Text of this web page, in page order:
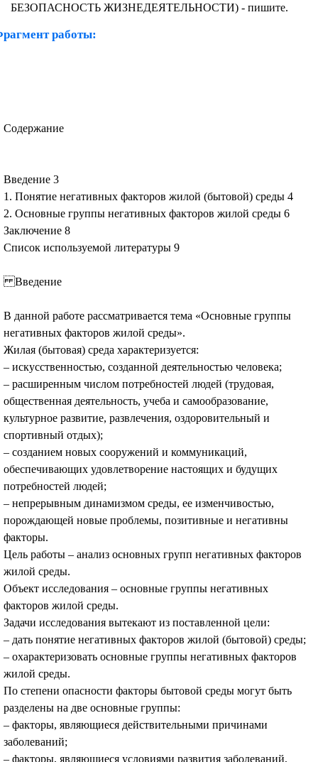
БЕЗОПАСНОСТЬ ЖИЗНЕДЕЯТЕЛЬНОСТИ) - пишите.
работы:
Содержание
Введение 3
1. Понятие негативных факторов жилой (бытовой) среды 4
2. Основные группы негативных факторов жилой среды 6
Заключение 8
Список используемой литературы 9
Введение
В данной работе рассматривается тема «Основные группы
негативных факторов жилой среды».
Жилая (бытовая) среда характеризуется:
– искусственностью, созданной деятельностью человека;
– расширенным числом потребностей людей (трудовая,
общественная деятельность, учеба и самообразование,
культурное развитие, развлечения, оздоровительный и
спортивный отдых);
– созданием новых сооружений и коммуникаций,
обеспечивающих удовлетворение настоящих и будущих
потребностей людей;
– непрерывным динамизмом среды, ее изменчивостью,
порождающей новые проблемы, позитивные и негативны
факторы.
Цель работы – анализ основных групп негативных факторов
жилой среды.
Объект исследования – основные группы негативных
факторов жилой среды.
Задачи исследования вытекают из поставленной цели:
– дать понятие негативных факторов жилой (бытовой) среды;
– охарактеризовать основные группы негативных факторов
жилой среды.
По степени опасности факторы бытовой среды могут быть
разделены на две основные группы:
– факторы, являющиеся действительными причинами
заболеваний;
– факторы, являющиеся условиями развития заболеваний,